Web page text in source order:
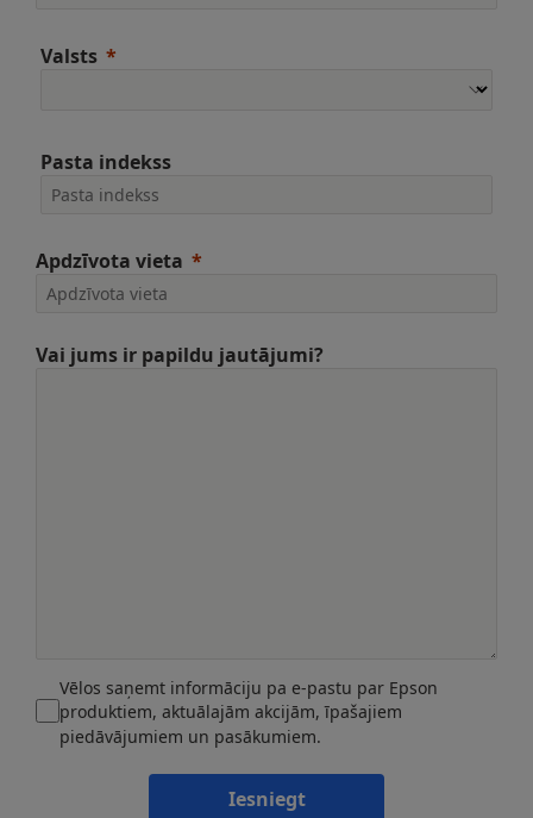
Valsts
Pasta indekss
Apdzīvota vieta
Vai jums ir papildu jautājumi?
Vēlos saņemt informāciju pa e-pastu par Epson
produktiem, aktuālajām akcijām, īpašajiem
piedāvājumiem un pasākumiem.
Iesniegt